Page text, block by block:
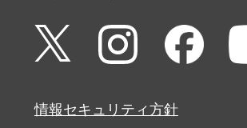
情報セキュリティ方針